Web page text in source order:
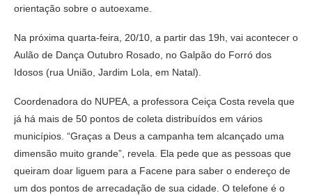
orientação sobre o autoexame.
Na próxima quarta-feira, 20/10, a partir das 19h, vai acontecer o
Aulão de Dança Outubro Rosado, no Galpão do Forró dos
Idosos (rua União, Jardim Lola, em Natal).
Coordenadora do NUPEA, a professora Ceiça Costa revela que
já há mais de 50 pontos de coleta distribuídos em vários
municípios. “Graças a Deus a campanha tem alcançado uma
dimensão muito grande”, revela. Ela pede que as pessoas que
queiram doar liguem para a Facene para saber o endereço de
um dos pontos de arrecadação de sua cidade. O telefone é o